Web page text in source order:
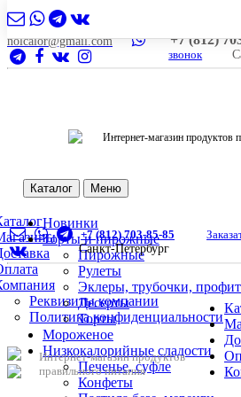
nolcalor@gmail.com +7 (812)
звонок
Интернет-магазин продуктов
Каталог Меню
Реквизиты компании
Политика конфиденциальности
Новинки
Торты и пирожные
Пирожные
Рулеты
Эклеры, трубочки,
Десерты
Торты
Мороженое
Низкокалорийные сладости
Печенье, суфле
Конфеты
+7 (812) 703-85-85
Санкт-Петербург
Интернет-магазин продуктов
правильного питания